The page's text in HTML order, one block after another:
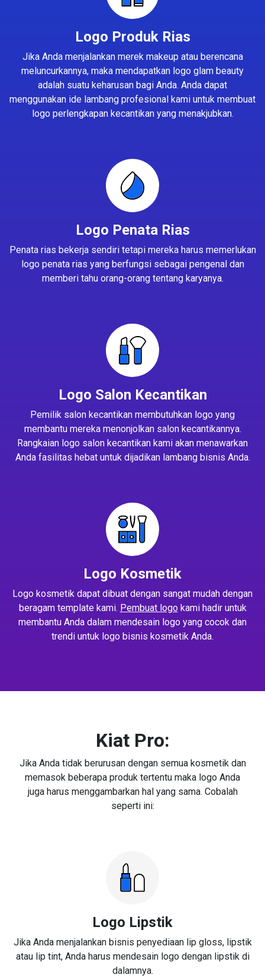
Logo Produk Rias
Jika Anda menjalankan merek makeup atau berencana
meluncurkannya, maka mendapatkan logo glam beauty
adalah suatu keharusan bagi Anda. Anda dapat
menggunakan ide lambang profesional kami untuk membuat
logo perlengkapan kecantikan yang menakjubkan.
Logo Penata Rias
Penata rias bekerja sendiri tetapi mereka harus memerlukan
logo penata rias yang berfungsi sebagai pengenal dan
memberi tahu orang-orang tentang karyanya.
Logo Salon Kecantikan
Pemilik salon kecantikan membutuhkan logo yang
membantu mereka menonjolkan salon kecantikannya.
Rangkaian logo salon kecantikan kami akan menawarkan
Anda fasilitas hebat untuk dijadikan lambang bisnis Anda.
Logo Kosmetik
Logo kosmetik dapat dibuat dengan sangat mudah dengan
beragam template kami. Pembuat logokami hadir untuk
membantu Anda dalam mendesain logo yang cocok dan
trendi untuk logo bisnis kosmetik Anda.
Kiat Pro:
Jika Anda tidak berurusan dengan semua kosmetik dan
memasok beberapa produk tertentu maka logo Anda
juga harus menggambarkan hal yang sama. Cobalah
seperti ini:
Logo Lipstik
Jika Anda menjalankan bisnis penyediaan lip gloss, lipstik
atau lip tint, Anda harus mendesain logo dengan lipstik di
dalamnya.